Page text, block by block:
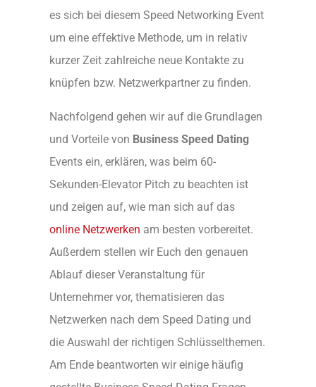
es sich bei diesem Speed Networking Event
um eine effektive Methode, um in relativ
kurzer Zeit zahlreiche neue Kontakte zu
knüpfen bzw. Netzwerkpartner zu finden.
Nachfolgend gehen wir auf die Grundlagen
und Vorteile von Business Speed Dating
Events ein, erklären, was beim 60-
Sekunden-Elevator Pitch zu beachten ist
und zeigen auf, wie man sich auf das
online Netzwerken am besten vorbereitet.
Außerdem stellen wir Euch den genauen
Ablauf dieser Veranstaltung für
Unternehmer vor, thematisieren das
Netzwerken nach dem Speed Dating und
die Auswahl der richtigen Schlüsselthemen.
Am Ende beantworten wir einige häufig